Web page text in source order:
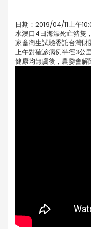
日期：2019/04/11上午
水澳口4日海漂死亡豬隻
家畜衛生試驗委託台灣財
上午對確診病例半徑3公
健康均無虞後，農委會解